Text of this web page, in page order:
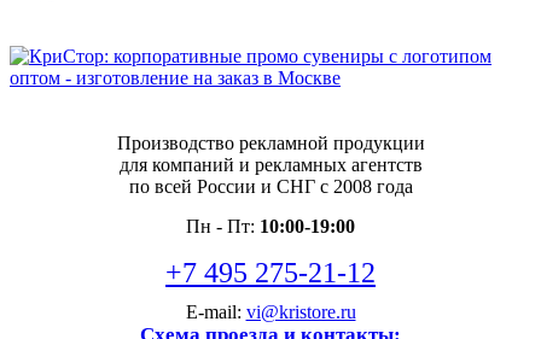
Производство рекламной продукции
для компаний и рекламных агентств
по всей России и СНГ с 2008 года
Пн - Пт: 10:00-19:00
+7 495 275-21-12
E-mail: vi@kristore.ru